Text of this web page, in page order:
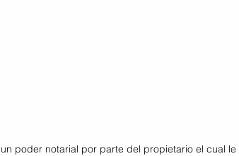
poder notarial por parte del propietario el cual